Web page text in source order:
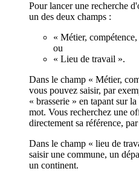
Pour lancer une recherche
un des deux champs :
« Métier,
ou
« Lieu de travail ».
Dans le champ « Métier,
vous pouvez saisir, par
« brasserie » en tapant sur
mot. Vous recherchez une
directement sa référence,
Dans le champ « lieu de
saisir une commune, un
un continent.